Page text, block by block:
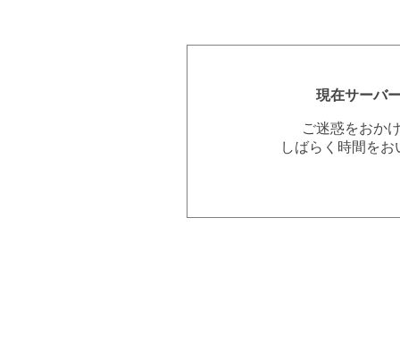
現在サーバ
ご迷惑をおか
しばらく時間を